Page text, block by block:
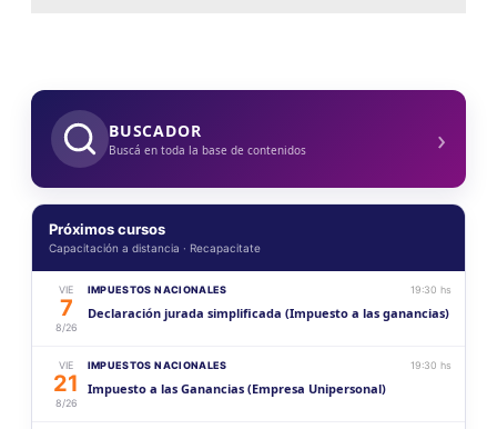
BUSCADOR
Buscá en toda la base de contenidos ›
Próximos cursos
Capacitación a distancia · Recapacitate
VIE
7
8/26
IMPUESTOS NACIONALES 19:30 hs
Declaración jurada simplificada (Impuesto a las ganancias)
VIE
21
8/26
IMPUESTOS NACIONALES 19:30 hs
Impuesto a las Ganancias (Empresa Unipersonal)